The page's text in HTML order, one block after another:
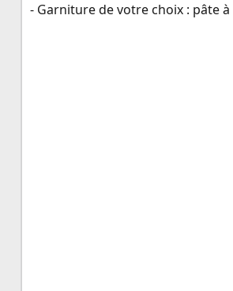
- Garniture de votre choix : pâte